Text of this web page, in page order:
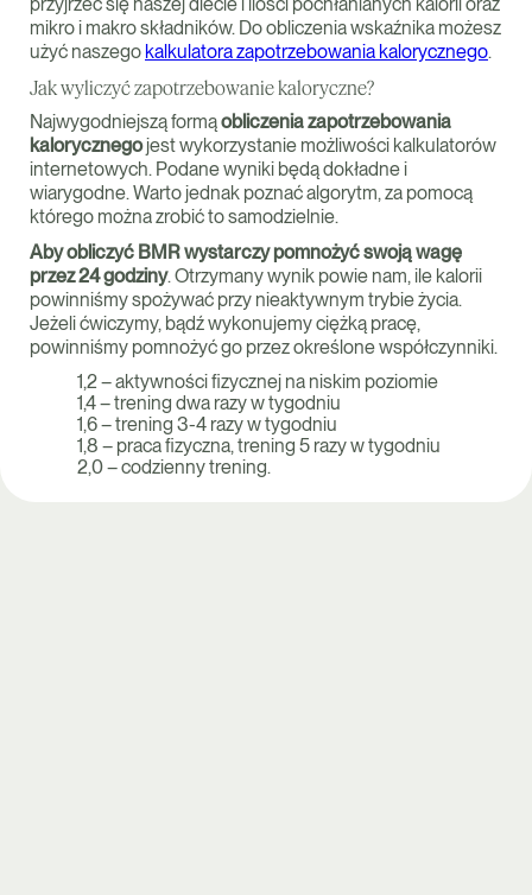
mikro i makro składników. Do obliczenia wskaźnika możesz
użyć naszego kalkulatora zapotrzebowania kalorycznego.
Jak wyliczyć zapotrzebowanie kaloryczne?
Najwygodniejszą formąobliczenia zapotrzebowania
kalorycznegojest wykorzystanie możliwości kalkulatorów
internetowych. Podane wyniki będą dokładne i
wiarygodne. Warto jednak poznać algorytm, za pomocą
którego można zrobić to samodzielnie.
Aby obliczyć BMR wystarczy pomnożyć swoją wagę
przez 24 godziny. Otrzymany wynik powie nam, ile kalorii
powinniśmy spożywać przy nieaktywnym trybie życia.
Jeżeli ćwiczymy, bądź wykonujemy ciężką pracę,
powinniśmy pomnożyć go przez określone współczynniki.
1,2 – aktywności fizycznej na niskim poziomie
1,4 – trening dwa razy w tygodniu
1,6 – trening 3-4 razy w tygodniu
1,8 – praca fizyczna, trening 5 razy w tygodniu
2,0 – codzienny trening.